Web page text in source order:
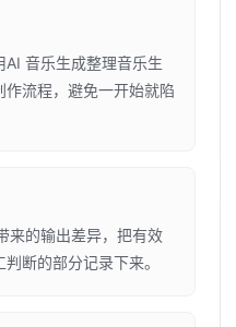
AI 音乐生成整理音乐生
流程，避免一开始就陷
来的输出差异，把有效
断的部分记录下来。